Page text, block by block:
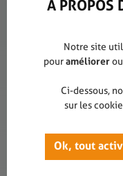
Rapports annuels
Presse
Liens utiles
À PROPOS
Notre site
pouraméliorerou
Ci-dessous,
sur les
Ok, tout